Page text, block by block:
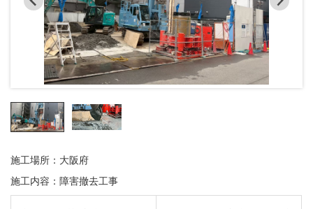
o
施工場所：大阪府
施工内容：障害撤去工事